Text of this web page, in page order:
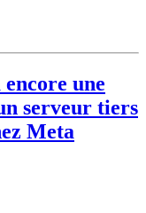
une
serveur tiers
Meta